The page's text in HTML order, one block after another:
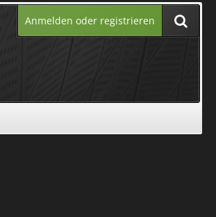
Anmelden oder registrieren